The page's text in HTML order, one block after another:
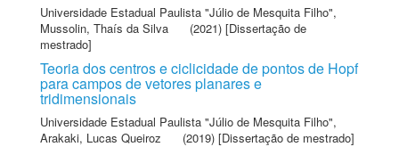
Universidade Estadual Paulista "Júlio de Mesquita Filho",
Mussolin, Thaís da Silva
(2021) [Dissertação de
mestrado]
Teoria dos centros e ciclicidade de pontos de Hopf
para campos de vetores planares e
tridimensionais
Universidade Estadual Paulista "Júlio de Mesquita Filho",
Arakaki, Lucas Queiroz
(2019) [Dissertação de mestrado]